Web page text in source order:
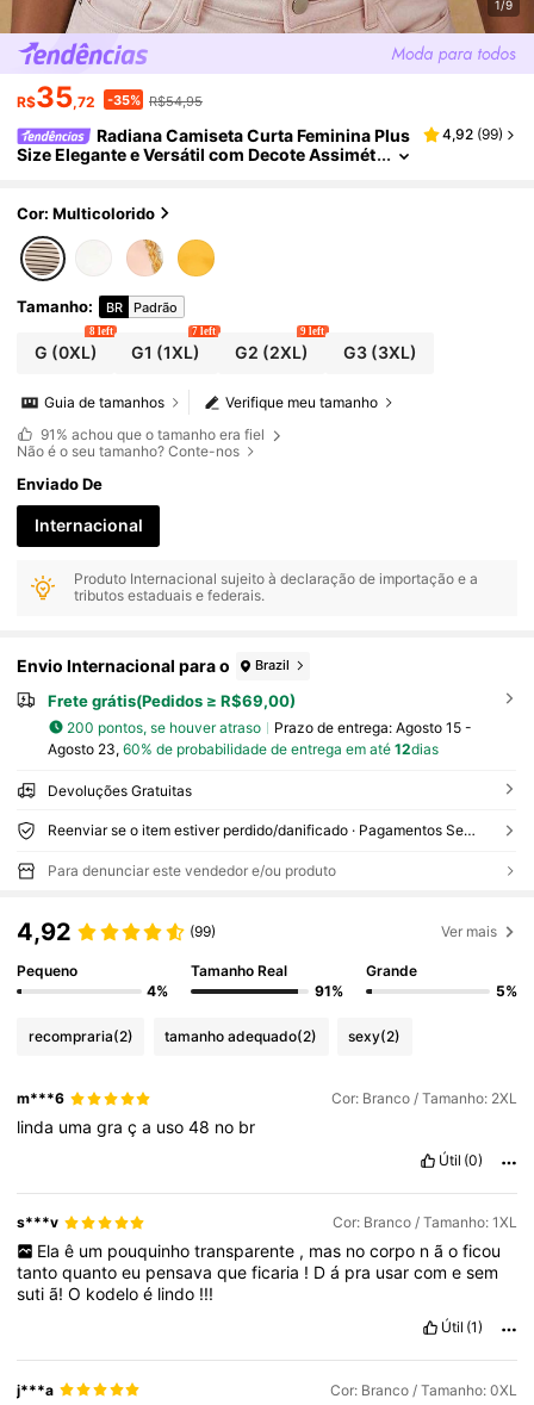
1/9
R$35,72 -35% R$54,95
Radiana Camiseta Curta Feminina Plus
Size Elegante e Versátil com Decote Assimét
tival de Música, Minimalismo Vintage, Festa, Féri
Compras, Passeio e Mais
4,92 (99)
Cor: Multicolorido
Tamanho: BR Padrão
G (0XL)
8 left
G1 (1XL)
7 left
G2 (2XL)
9 left
G3(3XL)
Verifique meu tamanho
Guia de tamanhos
91% achou que o tamanho era fiel
Não é o seu tamanho? Conte-nos
Enviado De
Internacional
Produto Internacional sujeito à declaração de importação e a
tributos estaduais e federais.
Envio Internacional para o Brazil
Frete grátis(Pedidos ≥ R$69,00)
200 pontos, se houver atraso Prazo de entrega: Agosto 15 -
Agosto 23, 60% de probabilidade de entrega em até 12dias
Devoluções Gratuitas
Reenviar se o item estiver perdido/danificado · Pagamentos Seguros · Proteção de privacidade
Para denunciar este vendedor e/ou produto
4,92 (99) Ver mais
Pequeno
4%
Tamanho Real
91%
Grande
5%
recompraria(2) tamanho adequado(2) sexy(2)
m***6 Cor: Branco / Tamanho: 2XL
linda umagraça uso48 no br
Útil (0)
s***v Cor: Branco / Tamanho: 1XL
Ela ê um pouquinho transparente , mas no corpo n ã o ficou
tantoquantoeu pensavaqueficaria ! Dá pra usarcomesem
sutiã!O kodeloé lindo !!!
Útil (1)
j***a Cor: Branco / Tamanho: 0XL